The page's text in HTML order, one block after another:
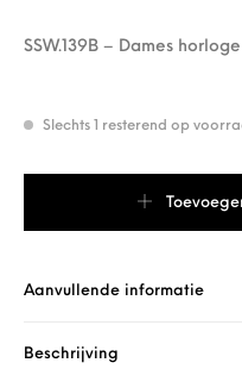
SSW.139B – Dames
Slechts 1 resterend op
Aanvullende informatie
Beschrijving